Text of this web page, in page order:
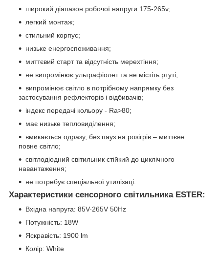
широкий діапазон робочої напруги 175-265v;
легкий монтаж;
стильний корпус;
низьке енергоспоживання;
миттєвий старт та відсутність мерехтіння;
не випромінює ультрафіолет та не містіть ртуті;
випромінює світло в потрібному напрямку без
застосування рефлекторів і відбивачів;
індекс передачі кольору - Ra>80;
має низьке тепловиділення;
вмикається одразу, без пауз на розігрів – миттєве
повне світло;
світлодіодний світильник стійкий до циклічного
навантаження;
не потребує спеціальної утилізаці.
Характеристики сенсорного світильника ESTER:
Вхідна напруга: 85V-265V 50Hz
Потужність: 18W
Яскравість: 1900 lm
Колір: White